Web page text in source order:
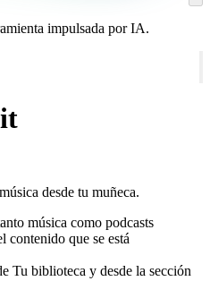
impulsada por IA.
desde tu muñeca.
música como podcasts
contenido que se está
Tu biblioteca y desde la sección